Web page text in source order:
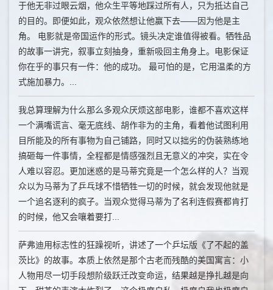
于他无非过眼云烟，他众生平等地踩过所有人，只为抵达自己
的目的。即便如此，观众依然想让他赢下去——因为他是主
角。 电影就是帝国运作的形式。镜头决定谁值得被看。牺牲品
的故事一讲完，叙事立刻抽身，重新吸回主角身上。电影保证
你在乎的事只有一件：他的成功。 最可怕的是，它用温柔的方
式施加暴力。...
我总算理解为什么那么多观众厌烦这部电影，谁都不喜欢这样
一个满嘴谎言、毫无底线、胡作非为的主角，看着他试图利用
目所能及的所有事物为自己铺路，同时又以拙劣的伪装熟练地
搞砸每一件事情，全程都是情感强烈且无意义的冲突，实在令
人难以容忍。更加迷惑的是马蒂究竟是一个怎么样的人？当观
众以为马蒂为了乒乓球不惜牺牲一切的时候，就会发现他就是
一个追名逐利的疯子。当观众觉得马蒂为了名利连假赛都肯打
的时候，他又会嚷着要打...
萨弗迪用标志性的狂躁视听，讲述了一个乒坛版《了不起的盖
茨比》的故事。本质上依然是那个古老而残酷的美国寓言：小
人物用尽一切手段想阶级跃迁改变命运，结果越是挣扎越是向